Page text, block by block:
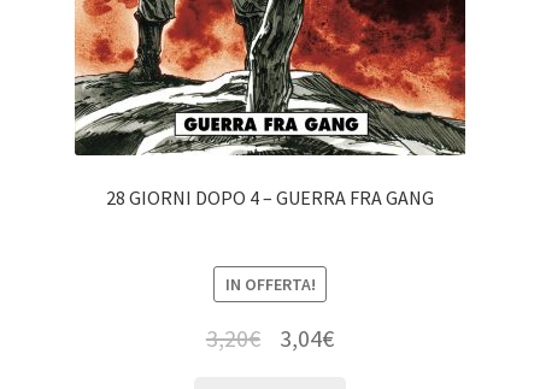
28 GIORNI DOPO 4 – GUERRA FRA GANG
IN OFFERTA!
3,20€ 3,04€